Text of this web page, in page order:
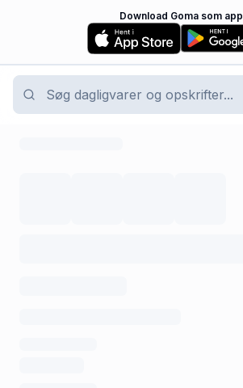
Download Goma som app